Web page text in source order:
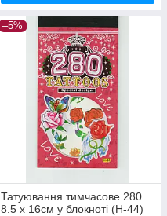
–5%
Татуювання тимчасове 280
8.5 х 16см у блокноті (H-44)